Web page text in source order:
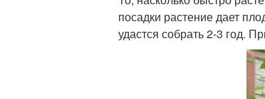
посадки растение дает
удастся собрать 2-3 год.